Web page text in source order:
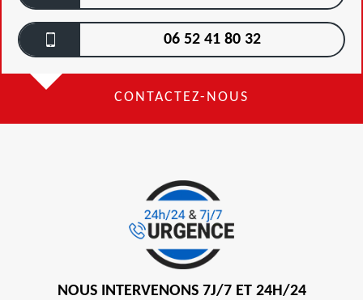
06 52 41 80 32
CONTACTEZ-NOUS
NOUS INTERVENONS 7J/7 ET 24H/24